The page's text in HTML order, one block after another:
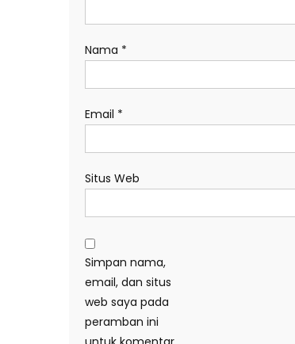
Nama *
Email *
Situs Web
Simpan nama,
email, dan situs
web saya pada
peramban ini